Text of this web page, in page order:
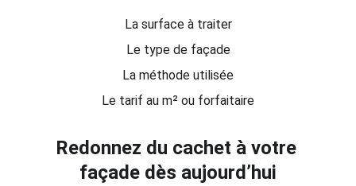
La surface à traiter
Le type de façade
La méthode utilisée
Le tarif au m² ou forfaitaire
Redonnez du cachet à votre
façade dès aujourd’hui